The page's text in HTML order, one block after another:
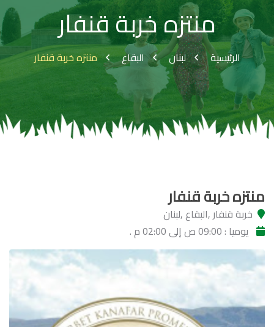
منتزه خربة قنفار
الرئيسية لبنان البقاع منتزه خربة قنفار
منتزه خربة قنفار
خربة قنفار ,البقاع ,لبنان
يوميا : 09:00 ص إلى 02:00 م .